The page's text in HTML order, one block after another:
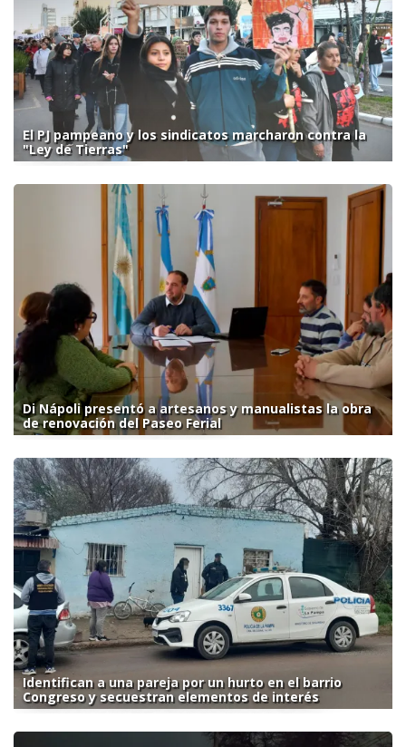
El PJ pampeano y los sindicatos marcharon contra la
"Ley de Tierras"
Di Nápoli presentó a artesanos y manualistas la obra
de renovación del Paseo Ferial
Identifican a una pareja por un hurto en el barrio
Congreso y secuestran elementos de interés